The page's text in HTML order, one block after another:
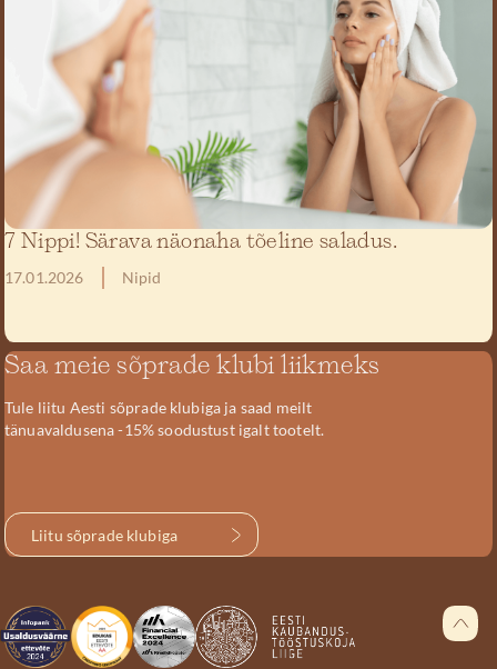
7 Nippi! Särava näonaha tõeline saladus.
17.01.2026 Nipid
Saa meie sõprade klubi liikmeks
Tule liitu Aesti sõprade klubiga ja saad meilt
tänuavaldusena -15% soodustust igalt tootelt.
Liitu sõprade klubiga